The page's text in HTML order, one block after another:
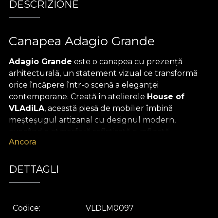
DESCRIZIONE
Canapea Adagio Grande
Adagio Grande este o canapea cu prezență
arhitecturală, un statement vizual ce transformă
orice încăpere într-o scenă a eleganței
contemporane. Creată în atelierele House of
VLAdiLA, această piesă de mobilier îmbină
meșteșugul artizanal cu designul modern,
evocând o atmosferă sofisticată și rafinată.
clasice. Tapițeria bogată, cu imprimeu floral
VLAdiLA, aduce în interior ecoul grădinilor
contemporană. Spătarul elegant, în catifea
Ancora
DETTAGLI
Codice VLDLM0097